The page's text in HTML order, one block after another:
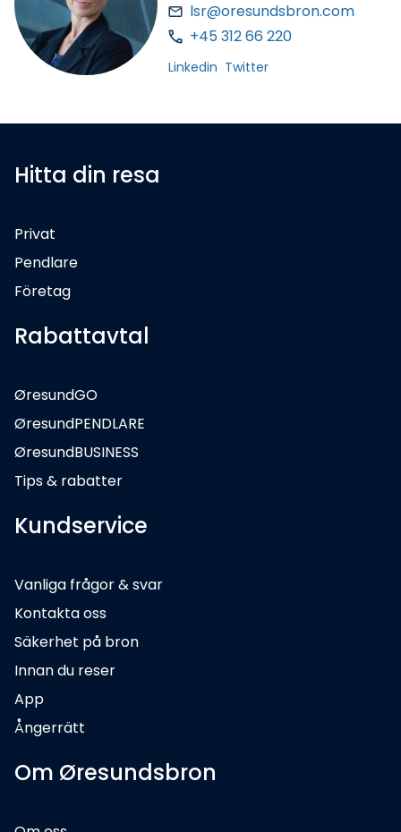
lsr@oresundsbron.com
+45 312 66 220
Linkedin Twitter
Hitta din resa
Privat
Pendlare
Företag
Rabattavtal
ØresundGO
ØresundPENDLARE
ØresundBUSINESS
Tips & rabatter
Kundservice
Vanliga frågor & svar
Kontakta oss
Säkerhet på bron
Innan du reser
App
Ångerrätt
Om Øresundsbron